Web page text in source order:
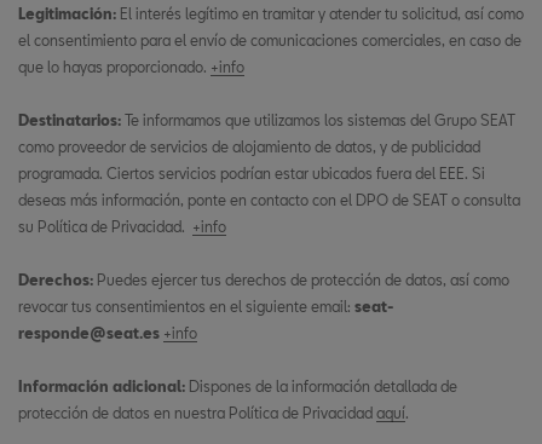
Legitimación: El interés legítimo en tramitar y atender tu solicitud, así como
el consentimiento para el envío de comunicaciones comerciales, en caso de
que lo hayas proporcionado. +info
Destinatarios: Te informamos que utilizamos los sistemas del Grupo SEAT
como proveedor de servicios de alojamiento de datos, y de publicidad
programada. Ciertos servicios podrían estar ubicados fuera del EEE. Si
deseas más información, ponte en contacto con el DPO de SEAT o consulta
su Política de Privacidad. +info
Derechos: Puedes ejercer tus derechos de protección de datos, así como
revocar tus consentimientos en el siguiente email: seat-
responde@seat.es +info
Información adicional: Dispones de la información detallada de
protección de datos en nuestra Política de Privacidad aquí.